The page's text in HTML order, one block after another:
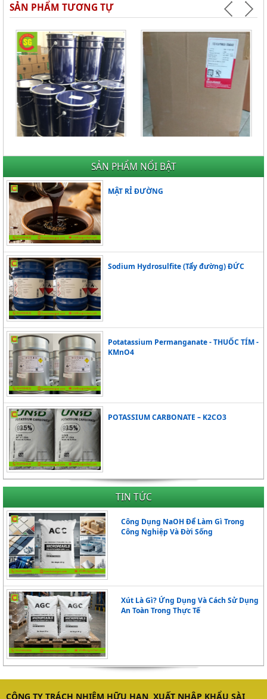
SẢN PHẨM NỔI BẬT
MẬT RỈ ĐƯỜNG
Sodium Hydrosulfite (Tẩy đường) ĐỨC
Potatassium Permanganate - THUỐC TÍM -
KMnO4
POTASSIUM CARBONATE – K2CO3
SẢN PHẨM TƯƠNG TỰ
Silicone Trung Quốc - Mã 2882
Giá Liên hệ
Giá Liên hệ
TIN TỨC
Công Dụng NaOH Để Làm Gì Trong
Công Nghiệp Và Đời Sống
Xút Là Gì? Ứng Dụng Và Cách Sử Dụng
An Toàn Trong Thực Tế
CÔNG TY TRÁCH NHIỆM HỮU HẠN XUẤT NHẬP KHẨU SÀI